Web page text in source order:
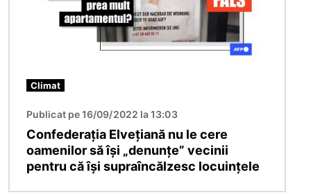
Climat
Publicat pe 16/09/2022 la 13:03
Confederația Elvețiană nu le cere
oamenilor să își „denunțe” vecinii
pentru că își supraîncălzesc locuințele